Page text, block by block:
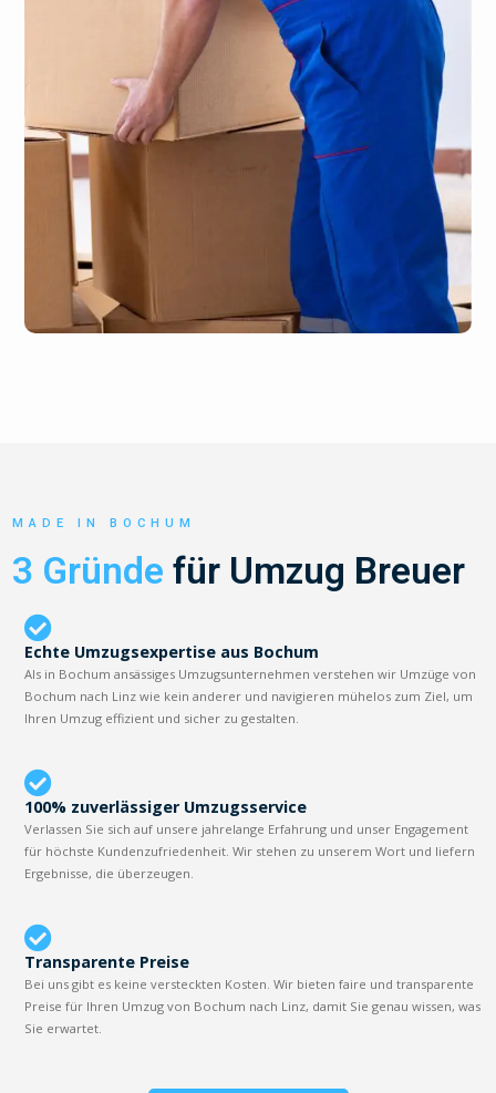
MADE IN BOCHUM
3 Gründe für Umzug Breuer
Echte Umzugsexpertise aus Bochum
Als in Bochum ansässiges Umzugsunternehmen verstehen wir Umzüge von
Bochum nach Linz wie kein anderer und navigieren mühelos zum Ziel, um
Ihren Umzug effizient und sicher zu gestalten.
100% zuverlässiger Umzugsservice
Verlassen Sie sich auf unsere jahrelange Erfahrung und unser Engagement
für höchste Kundenzufriedenheit. Wir stehen zu unserem Wort und liefern
Ergebnisse, die überzeugen.
Transparente Preise
Bei uns gibt es keine versteckten Kosten. Wir bieten faire und transparente
Preise für Ihren Umzug von Bochum nach Linz, damit Sie genau wissen, was
Sie erwartet.